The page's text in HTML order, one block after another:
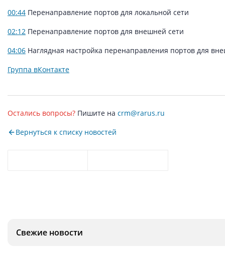
00:44 Перенаправление портов для локальной сети
02:12 Перенаправление портов для внешней сети
04:06 Наглядная настройка перенаправления портов для
Группа вКонтакте
Остались вопросы? Пишите на crm@rarus.ru
Вернуться к списку новостей
Свежие новости